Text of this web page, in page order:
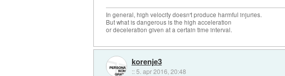
In general, high velocity doesn't produce harmful injuries.
But what is dangerous is the high acceleration
or deceleration given at a certain time interval.
korenje3
:: 5. apr 2016, 20:48